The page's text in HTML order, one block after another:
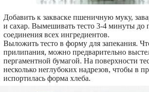
Добавить к закваске пшеничную муку,
и сахар. Вымешивать тесто 3-4 минуты до
соединения всех ингредиентов.
Выложить тесто в форму для запекания.
прилипания, можно предварительно
пергаментной бумагой. На поверхности
несколько неглубоких надрезов, чтобы в
испортилась форма хлеба.